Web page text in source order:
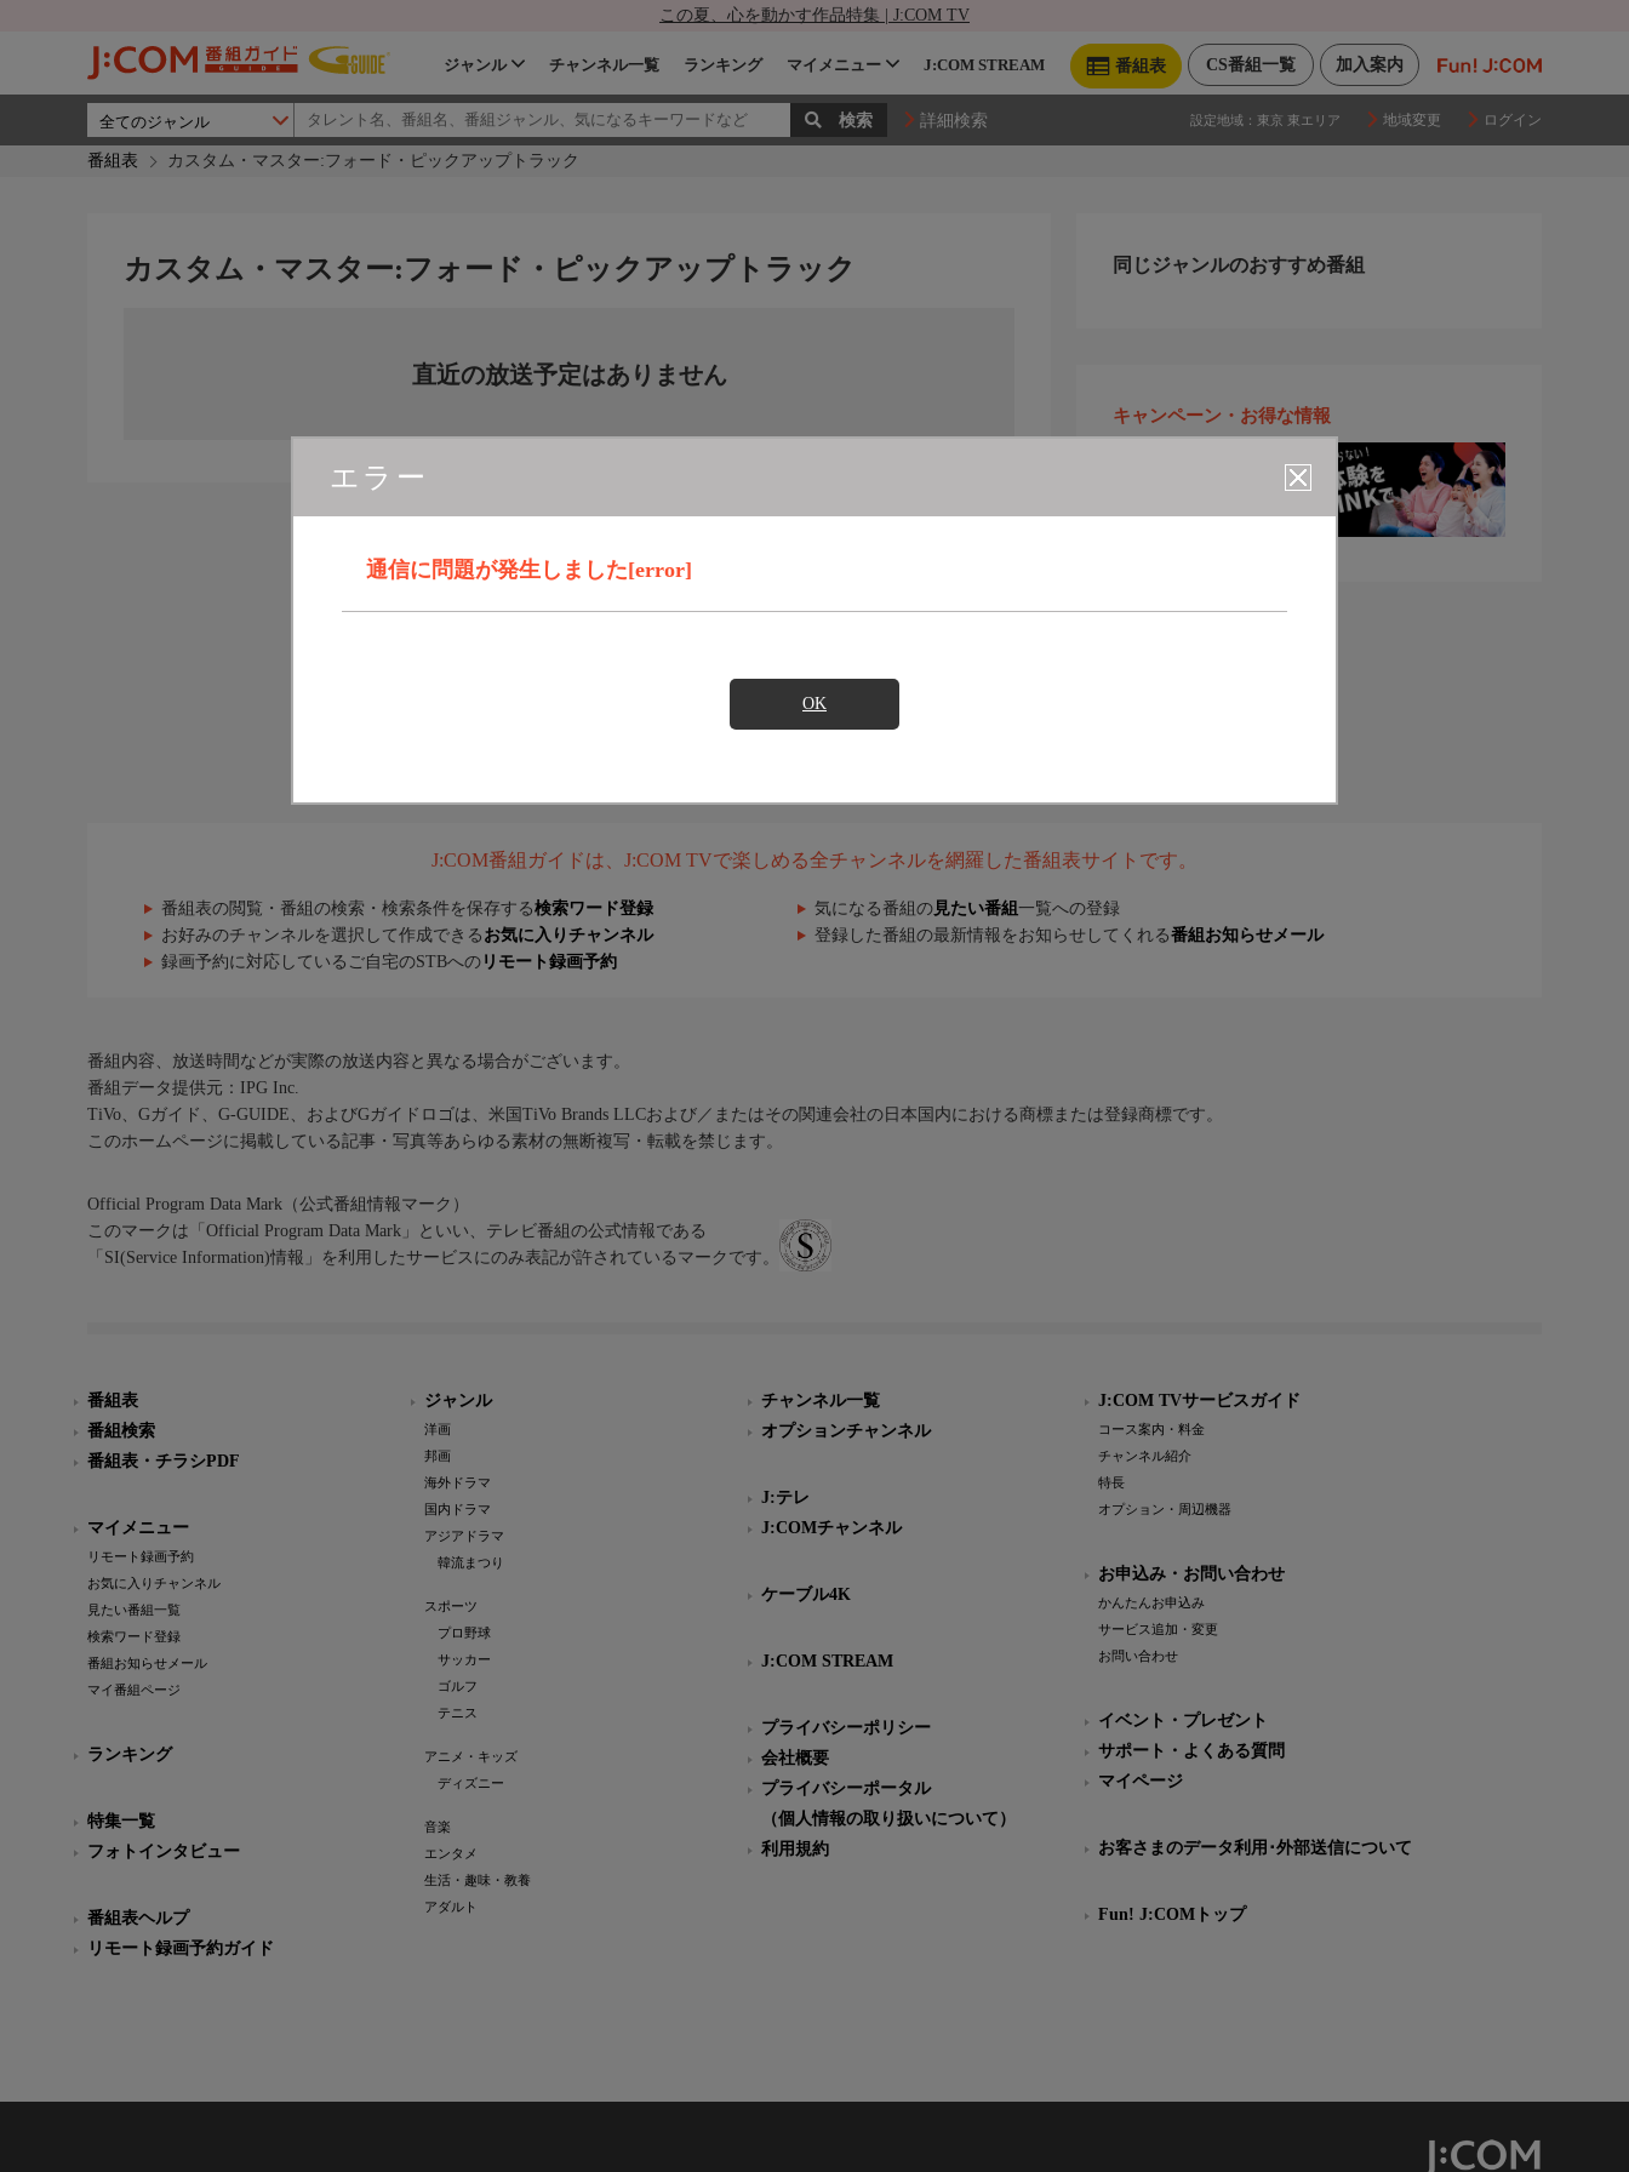
この夏、心を動かす作品特集 | J:COM TV
加入案内
CS番組一覧
番組表
ジャンル チャンネル一覧 ランキング マイメニュー J:COM STREAM
詳細検索 設定地域： 東京 東エリア 地域変更 ログイン
番組表 カスタム・マスター:フォード・ピックアップトラック
エラー
通信に問題が発生しました[error]
OK
カスタム・マスター:フォード・ピックアップトラック
直近の放送予定はありません
同じジャンルのおすすめ番組
キャンペーン・お得な情報
J:COM番組ガイドは、J:COM TVで楽しめる全チャンネルを網羅した番組表サイトです。
番組表の閲覧・番組の検索・検索条件を保存する検索ワード登録 気になる番組の 見たい番組 一覧への登録
お好みのチャンネルを選択して作成できる お気に入りチャンネル 登録した番組の最新情報をお知らせしてくれる番組お知らせメール
録画予約に対応しているご自宅のSTBへの リモート録画予約
番組内容、放送時間などが実際の放送内容と異なる場合がございます。
番組データ提供元：IPG Inc.
TiVo、Gガイド、G-GUIDE、およびGガイドロゴは、米国TiVo Brands LLCおよび／またはその関連会社の日本国内における商標または登録商標です。
このホームページに掲載している記事・写真等あらゆる素材の無断複写・転載を禁じます。
Official Program Data Mark（公式番組情報マーク）
このマークは「Official Program Data Mark」といい、テレビ番組の公式情報である
「SI(Service Information)情報」を利用したサービスにのみ表記が許されているマークです。
番組表
番組検索
番組表・チラシPDF
マイメニュー
リモート録画予約
お気に入りチャンネル
見たい番組一覧
検索ワード登録
番組お知らせメール
マイ番組ページ
ランキング
特集一覧
フォトインタビュー
番組表ヘルプ
リモート録画予約ガイド
ジャンル
洋画
邦画
海外ドラマ
国内ドラマ
アジアドラマ
韓流まつり
スポーツ
プロ野球
サッカー
ゴルフ
テニス
アニメ・キッズ
ディズニー
音楽
エンタメ
生活・趣味・教養
アダルト
チャンネル一覧
オプションチャンネル
J:テレ
J:COMチャンネル
ケーブル4K
J:COM STREAM
プライバシーポリシー
会社概要
プライバシーポータル
（個人情報の取り扱いについて）
利用規約
J:COM TVサービスガイド
コース案内・料金
チャンネル紹介
特長
オプション・周辺機器
お申込み・お問い合わせ
かんたんお申込み
サービス追加・変更
お問い合わせ
イベント・プレゼント
サポート・よくある質問
マイページ
お客さまのデータ利用･外部送信について
Fun! J:COMトップ